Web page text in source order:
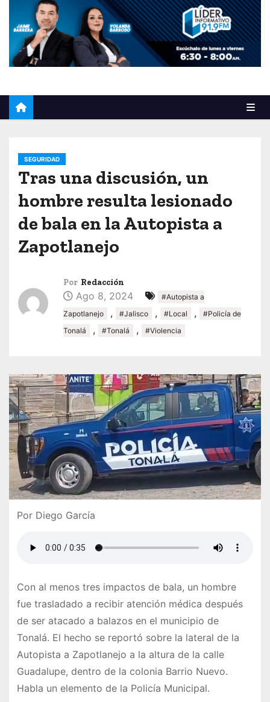
SEGURIDAD
Tras una discusión, un
hombre resulta lesionado
de bala en la Autopista a
Zapotlanejo
Por Redacción
Ago 8, 2024
#Autopista a
Zapotlanejo
, #Jalisco , #Local ,
#Policía de
Tonalá
, #Tonalá , #Violencia
Por Diego García
Con al menos tres impactos de bala, un hombre
fue trasladado a recibir atención médica después
de ser atacado a balazos en el municipio de
Tonalá. El hecho se reportó sobre la lateral de la
Autopista a Zapotlanejo a la altura de la calle
Guadalupe, dentro de la colonia Barrio Nuevo.
Habla un elemento de la Policía Municipal.